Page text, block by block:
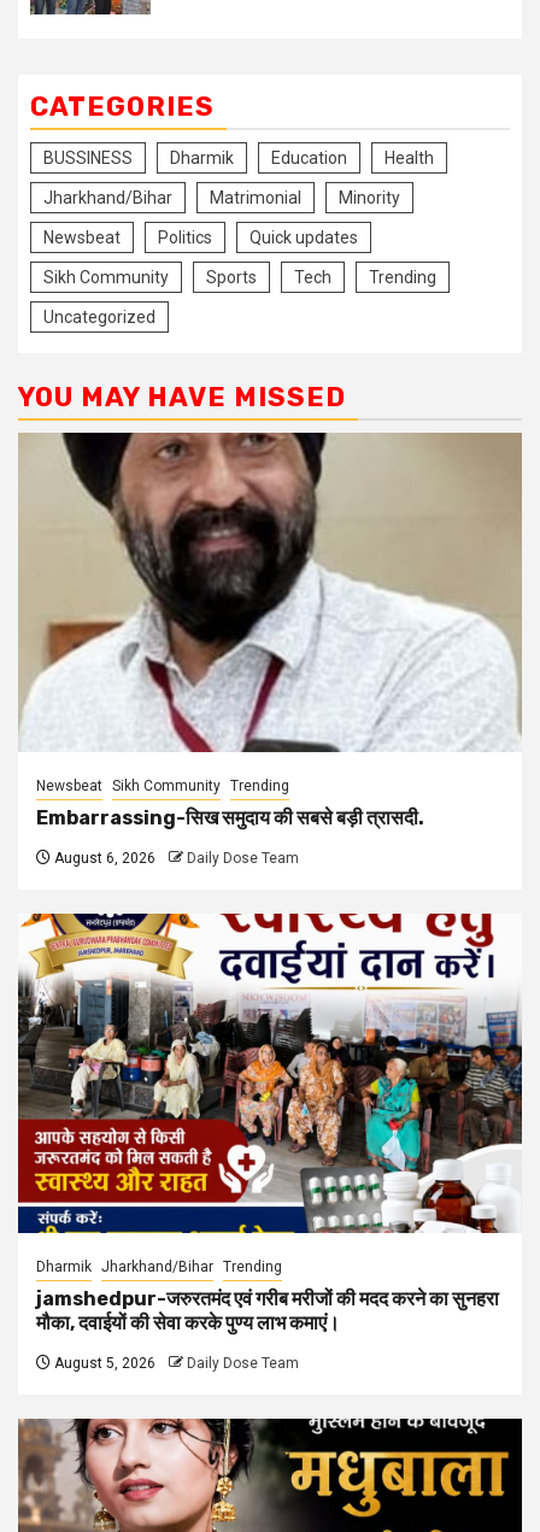
CATEGORIES
BUSSINESS Dharmik Education Health
Jharkhand/Bihar Matrimonial Minority
Newsbeat Politics Quick updates
Sikh Community Sports Tech Trending
Uncategorized
YOU MAY HAVE MISSED
Newsbeat Sikh Community Trending
Embarrassing-सिख समुदाय की सबसे बड़ी त्रासदी.
August 6, 2026 Daily Dose Team
Dharmik Jharkhand/Bihar Trending
jamshedpur-जरुरतमंद एवं गरीब मरीजों की मदद करने का सुनहरा
मौका, दवाईयों की सेवा करके पुण्य लाभ कमाएं।
August 5, 2026 Daily Dose Team